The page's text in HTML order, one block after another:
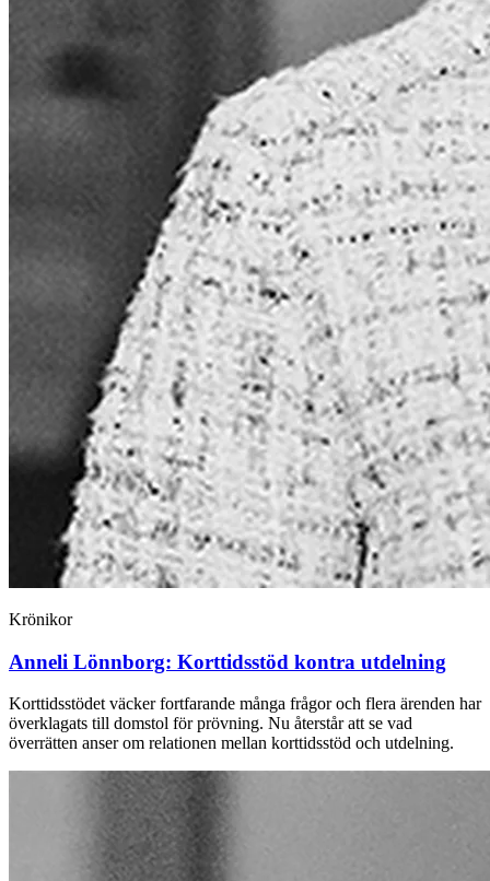
Krönikor
Anneli Lönnborg: Korttidsstöd kontra utdelning
Korttidsstödet väcker fortfarande många frågor och flera ärenden har
överklagats till domstol för prövning. Nu återstår att se vad
överrätten anser om relationen mellan korttidsstöd och utdelning.